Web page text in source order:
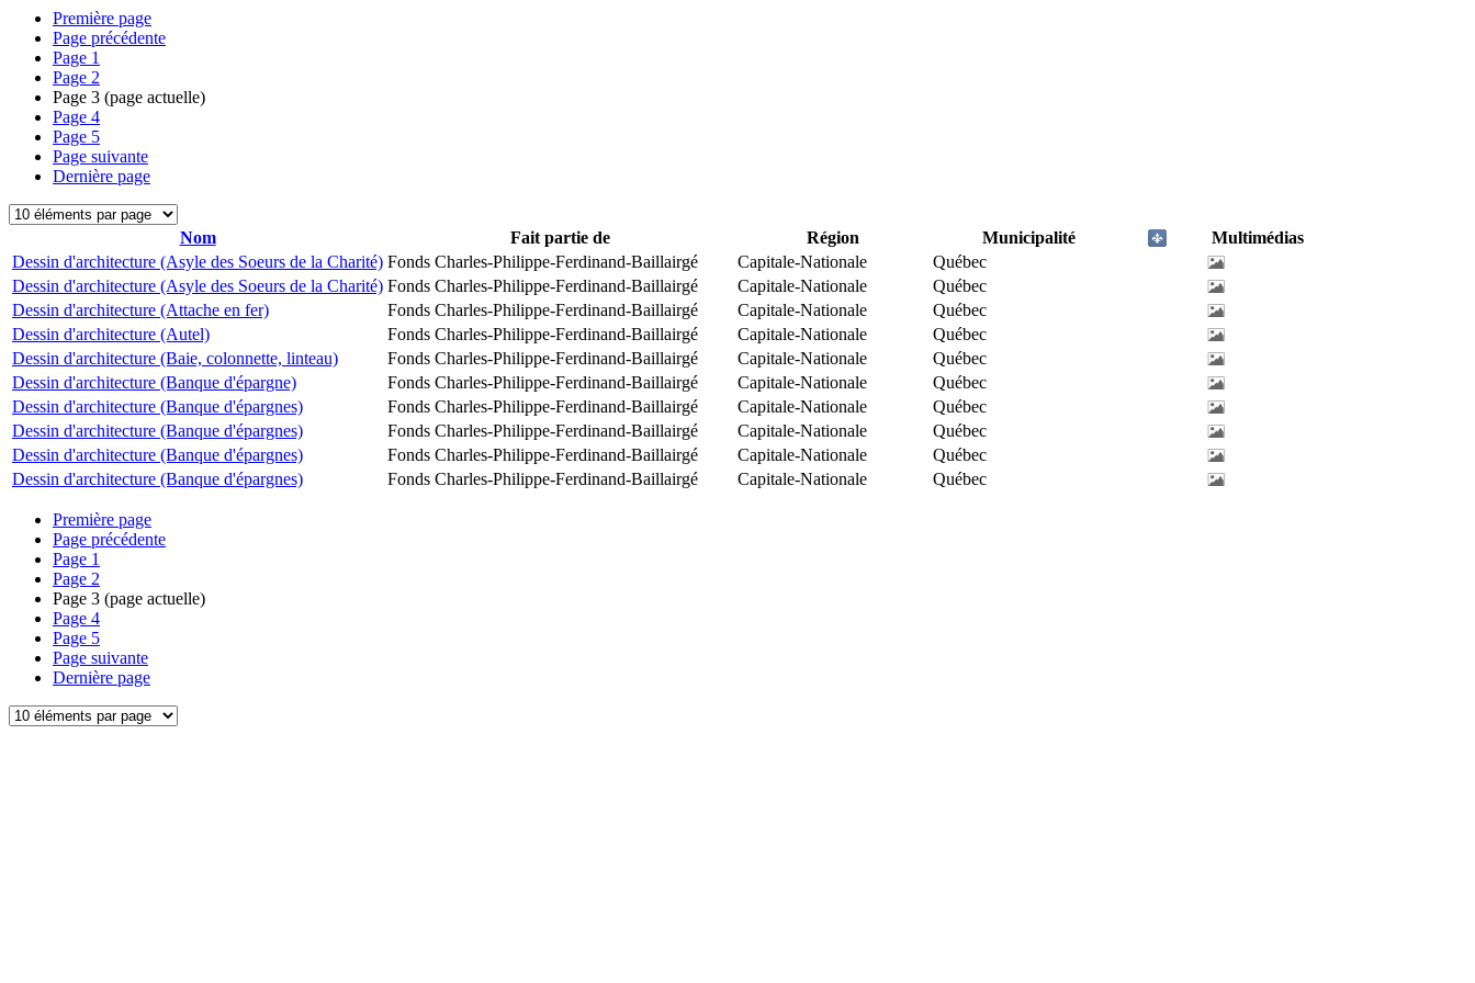
Première page
Page précédente
Page 1
Page 2
Page 3 (page actuelle)
Page 4
Page 5
Page suivante
Dernière page
Nom Fait partie de Région Municipalité
Multimédias
Dessin d'architecture (Asyle des Soeurs de la Charité) Fonds Charles-Philippe-Ferdinand-Baillairgé Capitale-Nationale
Québec
Dessin d'architecture (Asyle des Soeurs de la Charité) Fonds Charles-Philippe-Ferdinand-Baillairgé Capitale-Nationale
Québec
Dessin d'architecture (Attache en fer)
Fonds Charles-Philippe-Ferdinand-Baillairgé Capitale-Nationale
Québec
Dessin d'architecture (Autel)
Fonds Charles-Philippe-Ferdinand-Baillairgé Capitale-Nationale
Québec
Dessin d'architecture (Baie, colonnette, linteau)
Fonds Charles-Philippe-Ferdinand-Baillairgé Capitale-Nationale
Québec
Dessin d'architecture (Banque d'épargne)
Fonds Charles-Philippe-Ferdinand-Baillairgé Capitale-Nationale
Québec
Dessin d'architecture (Banque d'épargnes)
Fonds Charles-Philippe-Ferdinand-Baillairgé Capitale-Nationale
Québec
Dessin d'architecture (Banque d'épargnes)
Fonds Charles-Philippe-Ferdinand-Baillairgé Capitale-Nationale
Québec
Dessin d'architecture (Banque d'épargnes)
Fonds Charles-Philippe-Ferdinand-Baillairgé Capitale-Nationale
Québec
Dessin d'architecture (Banque d'épargnes)
Fonds Charles-Philippe-Ferdinand-Baillairgé Capitale-Nationale Québec
Première page
Page précédente
Page 1
Page 2
Page 3 (page actuelle)
Page 4
Page 5
Page suivante
Dernière page